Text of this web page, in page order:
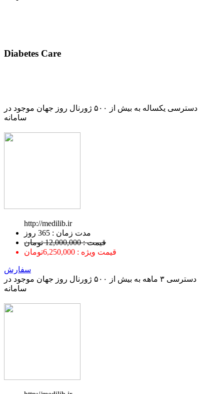
Diabetes Care
دسترسی یکساله به بیش از ۵۰۰ ژورنال روز جهان موجود در
سامانه
http://medilib.ir
ﻣﺪﺕ ﺯﻣﺎﻥ : 365 ﺭﻭﺯ
قیمت : 12,000,000 تومان
قیمت ویژه : 6,250,000تومان
سفارش
دسترسی ۳ ماهه به بیش از ۵۰۰ ژورنال روز جهان موجود در
سامانه